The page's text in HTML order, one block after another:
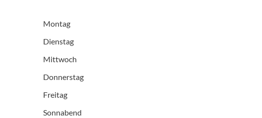
Montag
Dienstag
Mittwoch
Donnerstag
Freitag
Sonnabend